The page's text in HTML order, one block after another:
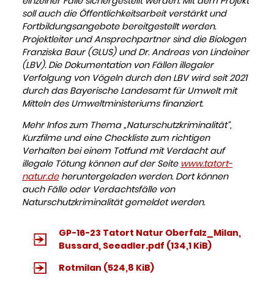
soll auch die Öffentlichkeitsarbeit verstärkt und
Fortbildungsangebote bereitgestellt werden.
Projektleiter und Ansprechpartner sind die Biologen
Franziska Baur (GLUS) und Dr. Andreas von Lindeiner
(LBV). Die Dokumentation von Fällen illegaler
Verfolgung von Vögeln durch den LBV wird seit 2021
durch das Bayerische Landesamt für Umwelt mit
Mitteln des Umweltministeriums finanziert.
Mehr Infos zum Thema „Naturschutzkriminalität“,
Kurzfilme und eine Checkliste zum richtigen
Verhalten bei einem Totfund mit Verdacht auf
illegale Tötung können auf der Seite www.tatort-
natur.deheruntergeladen werden. Dort können
auch Fälle oder Verdachtsfälle von
Naturschutzkriminalität gemeldet werden.
GP-16-23 Tatort Natur Oberfalz_Milan,
Bussard, Seeadler.pdf (134,1 KiB)
Rotmilan (524,8 KiB)